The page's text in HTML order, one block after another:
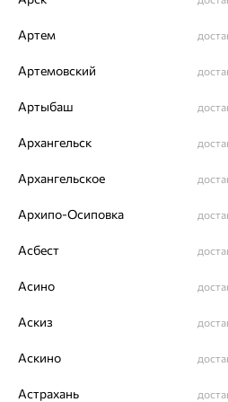
Акции
ул. Зегеля, 27/2
Другие города
8 (800) 250-02-30
© ООО «Ювелирный дом «Кристалл»,
На информационном ресурсе
Артем
Артемовский
Артыбаш
Архангельск
Архангельское
Архипо-Осиповка
Асбест
Асино
Аскиз
Аскино
Астрахань